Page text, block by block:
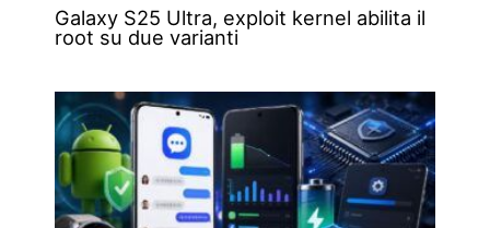
Galaxy S25 Ultra, exploit kernel abilita il
root su due varianti